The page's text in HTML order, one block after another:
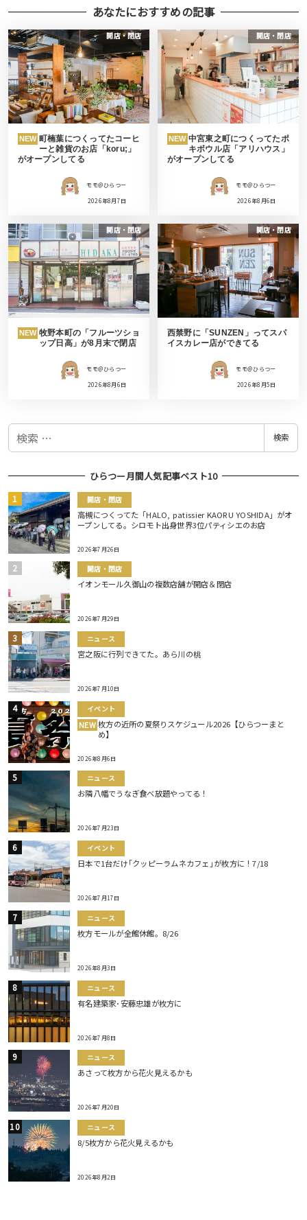
あなたにおすすめの記事
開店・閉店
NEW 町楠葉につくってたコーヒ
ーと雑貨のお店「koru;」
がオープンしてる
モモ＠ひらつー
2026年8月7日
開店・閉店
NEW 中宮東之町につくってたポ
キボウル店「アリハウス」
がオープンしてる
モモ＠ひらつー
2026年8月6日
開店・閉店
NEW 牧野本町の「フルーツショ
ップ日高」が8月末で閉店
モモ＠ひらつー
2026年8月6日
開店・閉店
西禁野に「SUNZEN」ってスパ
イスカレー店ができてる
モモ＠ひらつー
2026年8月5日
検
検索
ひらつー月間人気記事ベスト10
開店・閉店
高槻につくってた「HALO, patissier KAORU YOSHIDA」がオ
ープンしてる。シロモト出身世界3位パティシエのお店
2026年7月26日
開店・閉店
イオンモール久御山の複数店舗が開店＆閉店
2026年7月29日
ニュース
宮之阪に行列できてた。あら川の桃
2026年7月10日
イベント
NEW 枚方の近所の夏祭りスケジュール2026【ひらつーまと
め】
2026年8月6日
ニュース
お隣八幡でうなぎ食べ放題やってる！
2026年7月23日
イベント
日本で1台だけ｢クッピーラムネカフェ｣が枚方に！7/18
2026年7月17日
ニュース
枚方モールが全館休館。8/26
2026年8月3日
ニュース
有名建築家･安藤忠雄が枚方に
2026年7月8日
ニュース
あさって枚方から花火見えるかも
2026年7月20日
ニュース
8/5枚方から花火見えるかも
2026年8月2日